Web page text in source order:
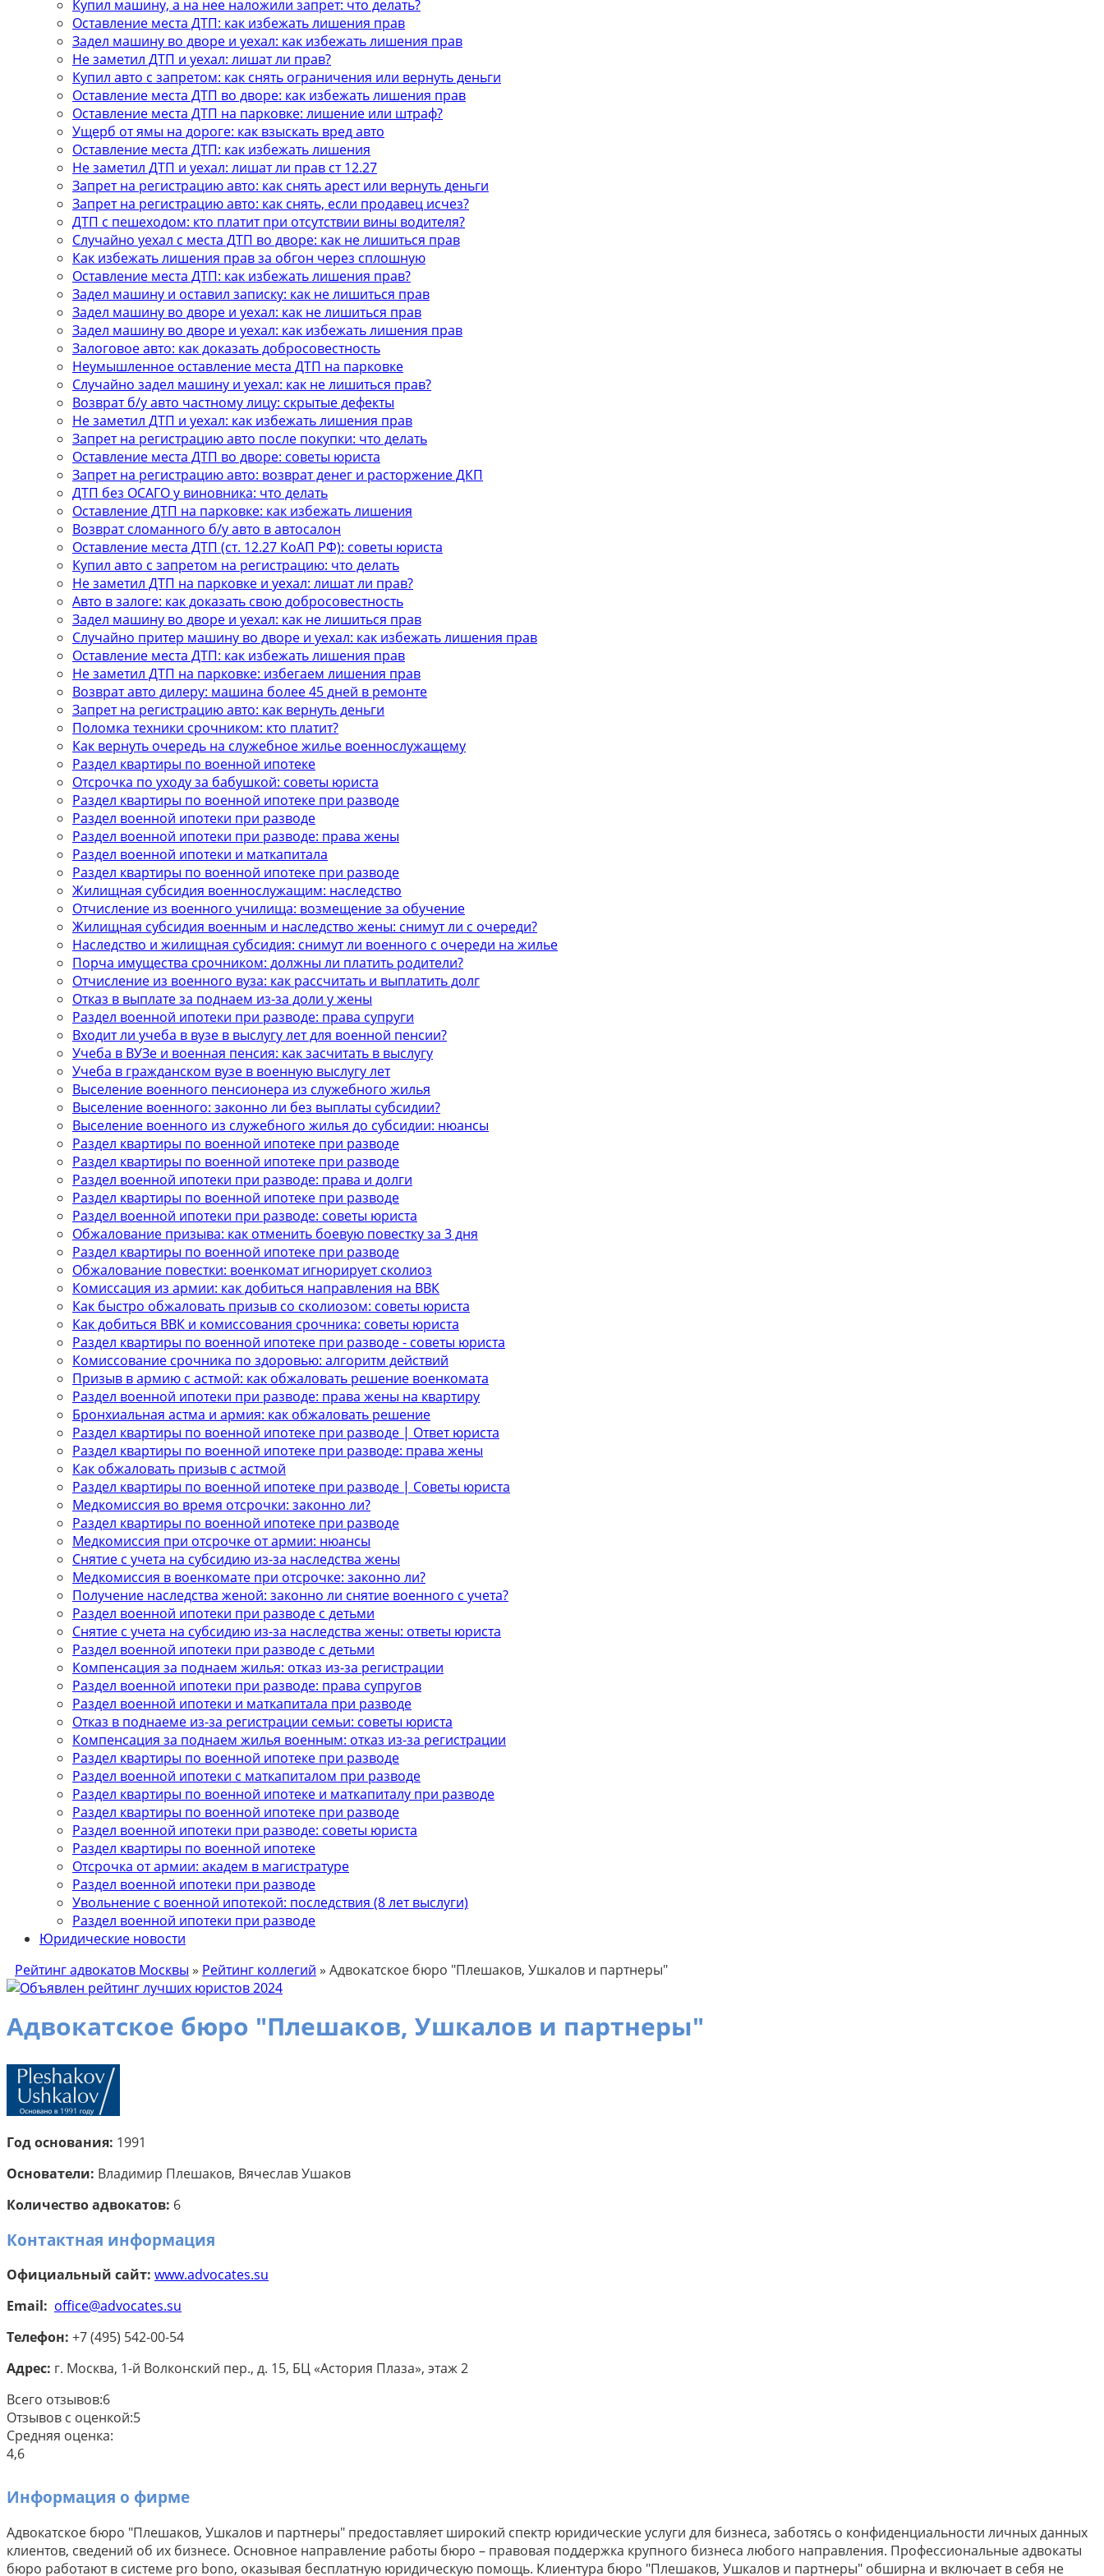
Купил машину, а на нее наложили запрет: что делать?
Оставление места ДТП: как избежать лишения прав
Задел машину во дворе и уехал: как избежать лишения прав
Не заметил ДТП и уехал: лишат ли прав?
Купил авто с запретом: как снять ограничения или вернуть деньги
Оставление места ДТП во дворе: как избежать лишения прав
Оставление места ДТП на парковке: лишение или штраф?
Ущерб от ямы на дороге: как взыскать вред авто
Оставление места ДТП: как избежать лишения
Не заметил ДТП и уехал: лишат ли прав ст 12.27
Запрет на регистрацию авто: как снять арест или вернуть деньги
Запрет на регистрацию авто: как снять, если продавец исчез?
ДТП с пешеходом: кто платит при отсутствии вины водителя?
Случайно уехал с места ДТП во дворе: как не лишиться прав
Как избежать лишения прав за обгон через сплошную
Оставление места ДТП: как избежать лишения прав?
Задел машину и оставил записку: как не лишиться прав
Задел машину во дворе и уехал: как не лишиться прав
Задел машину во дворе и уехал: как избежать лишения прав
Залоговое авто: как доказать добросовестность
Неумышленное оставление места ДТП на парковке
Случайно задел машину и уехал: как не лишиться прав?
Возврат б/у авто частному лицу: скрытые дефекты
Не заметил ДТП и уехал: как избежать лишения прав
Запрет на регистрацию авто после покупки: что делать
Оставление места ДТП во дворе: советы юриста
Запрет на регистрацию авто: возврат денег и расторжение ДКП
ДТП без ОСАГО у виновника: что делать
Оставление ДТП на парковке: как избежать лишения
Возврат сломанного б/у авто в автосалон
Оставление места ДТП (ст. 12.27 КоАП РФ): советы юриста
Купил авто с запретом на регистрацию: что делать
Не заметил ДТП на парковке и уехал: лишат ли прав?
Авто в залоге: как доказать свою добросовестность
Задел машину во дворе и уехал: как не лишиться прав
Случайно притер машину во дворе и уехал: как избежать лишения прав
Оставление места ДТП: как избежать лишения прав
Не заметил ДТП на парковке: избегаем лишения прав
Возврат авто дилеру: машина более 45 дней в ремонте
Запрет на регистрацию авто: как вернуть деньги
Поломка техники срочником: кто платит?
Как вернуть очередь на служебное жилье военнослужащему
Раздел квартиры по военной ипотеке
Отсрочка по уходу за бабушкой: советы юриста
Раздел квартиры по военной ипотеке при разводе
Раздел военной ипотеки при разводе
Раздел военной ипотеки при разводе: права жены
Раздел военной ипотеки и маткапитала
Раздел квартиры по военной ипотеке при разводе
Жилищная субсидия военнослужащим: наследство
Отчисление из военного училища: возмещение за обучение
Жилищная субсидия военным и наследство жены: снимут ли с очереди?
Наследство и жилищная субсидия: снимут ли военного с очереди на жилье
Порча имущества срочником: должны ли платить родители?
Отчисление из военного вуза: как рассчитать и выплатить долг
Отказ в выплате за поднаем из-за доли у жены
Раздел военной ипотеки при разводе: права супруги
Входит ли учеба в вузе в выслугу лет для военной пенсии?
Учеба в ВУЗе и военная пенсия: как засчитать в выслугу
Учеба в гражданском вузе в военную выслугу лет
Выселение военного пенсионера из служебного жилья
Выселение военного: законно ли без выплаты субсидии?
Выселение военного из служебного жилья до субсидии: нюансы
Раздел квартиры по военной ипотеке при разводе
Раздел квартиры по военной ипотеке при разводе
Раздел военной ипотеки при разводе: права и долги
Раздел квартиры по военной ипотеке при разводе
Раздел военной ипотеки при разводе: советы юриста
Обжалование призыва: как отменить боевую повестку за 3 дня
Раздел квартиры по военной ипотеке при разводе
Обжалование повестки: военкомат игнорирует сколиоз
Комиссация из армии: как добиться направления на ВВК
Как быстро обжаловать призыв со сколиозом: советы юриста
Как добиться ВВК и комиссования срочника: советы юриста
Раздел квартиры по военной ипотеке при разводе - советы юриста
Комиссование срочника по здоровью: алгоритм действий
Призыв в армию с астмой: как обжаловать решение военкомата
Раздел военной ипотеки при разводе: права жены на квартиру
Бронхиальная астма и армия: как обжаловать решение
Раздел квартиры по военной ипотеке при разводе | Ответ юриста
Раздел квартиры по военной ипотеке при разводе: права жены
Как обжаловать призыв с астмой
Раздел квартиры по военной ипотеке при разводе | Советы юриста
Медкомиссия во время отсрочки: законно ли?
Раздел квартиры по военной ипотеке при разводе
Медкомиссия при отсрочке от армии: нюансы
Снятие с учета на субсидию из-за наследства жены
Медкомиссия в военкомате при отсрочке: законно ли?
Получение наследства женой: законно ли снятие военного с учета?
Раздел военной ипотеки при разводе с детьми
Снятие с учета на субсидию из-за наследства жены: ответы юриста
Раздел военной ипотеки при разводе с детьми
Компенсация за поднаем жилья: отказ из-за регистрации
Раздел военной ипотеки при разводе: права супругов
Раздел военной ипотеки и маткапитала при разводе
Отказ в поднаеме из-за регистрации семьи: советы юриста
Компенсация за поднаем жилья военным: отказ из-за регистрации
Раздел квартиры по военной ипотеке при разводе
Раздел военной ипотеки с маткапиталом при разводе
Раздел квартиры по военной ипотеке и маткапиталу при разводе
Раздел квартиры по военной ипотеке при разводе
Раздел военной ипотеки при разводе: советы юриста
Раздел квартиры по военной ипотеке
Отсрочка от армии: академ в магистратуре
Раздел военной ипотеки при разводе
Увольнение с военной ипотекой: последствия (8 лет выслуги)
Раздел военной ипотеки при разводе
Юридические новости
Рейтинг адвокатов Москвы » Рейтинг коллегий » Адвокатское бюро "Плешаков, Ушкалов и партнеры"
Адвокатское бюро "Плешаков, Ушкалов и партнеры"
Год основания: 1991
Основатели: Владимир Плешаков, Вячеслав Ушаков
Количество адвокатов: 6
Контактная информация
Официальный сайт: www.advocates.su
Email: office@advocates.su
Телефон: +7 (495) 542-00-54
Адрес: г. Москва, 1-й Волконский пер., д. 15, БЦ «Астория Плаза», этаж 2
Всего отзывов:6
Отзывов с оценкой:5
Средняя оценка:
4,6
Информация о фирме
Адвокатское бюро "Плешаков, Ушкалов и партнеры" предоставляет широкий спектр юридические услуги для бизнеса, заботясь о конфиденциальности личных данных
клиентов, сведений об их бизнесе. Основное направление работы бюро – правовая поддержка крупного бизнеса любого направления. Профессиональные адвокаты
бюро работают в системе pro bono, оказывая бесплатную юридическую помощь. Клиентура бюро "Плешаков, Ушкалов и партнеры" обширна и включает в себя не